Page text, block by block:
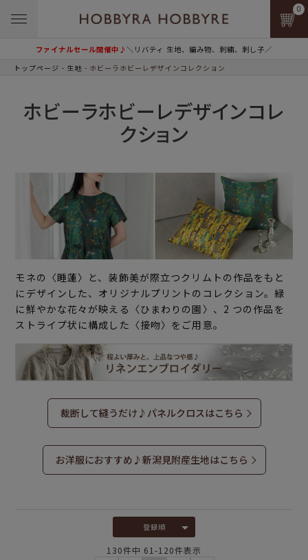
ファイナルセール開催中♪＼リバティ 生地、編み物、刺繍、刺し子／
0
トップページ 生地 ホビーラホビーレデザインコレクション
ホビーラホビーレデザインコレ
クション
モネの〈睡蓮〉と、装飾美が際立つクリムトの作品をもと
にデザインした、オリジナルプリントのコレクション。緑
に鮮やかな花々が映える〈ひまわりの園〉、2 つの作品を
ストライプ状に構成した〈接吻〉をご用意。
裁断して縫うだけ♪パネルクロスはこちら
お洋服におすすめ♪新潟見附産生地はこちら
登録順
130件中 61 -120件表示